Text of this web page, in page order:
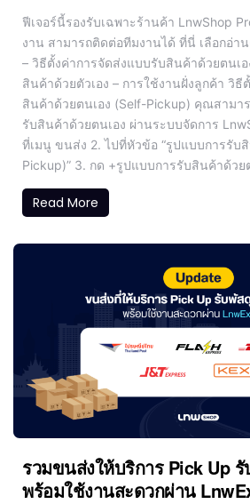
ฟีเจอร์นี้รองรับเฉพาะร้านค้า LnwShop
งาน สามารถติดต่อทีมงานได้ ที่นี่ เลือกอ่า
– วิธีตั้งค่าการจัดส่งแบบรับสินค้าด้วยตนเอ
สินค้าด้วยตัวเอง – การใช้งานฝั่งลูกค้า วิธี
สินค้าด้วยตนเอง (Self-Pickup) คุณสามา
รับสินค้าด้วยตนเอง ผ่านระบบจัดการ
ที่เมนู ขนส่ง 2. ไปที่หัวข้อ “รูปแบบการรับ
Pickup)” 3. กด +รูปแบบการรับสินค้าด้วย
Read More
รวมขนส่งให้บริการ Pick Up
พร้อมใช้งานสะดวกผ่าน